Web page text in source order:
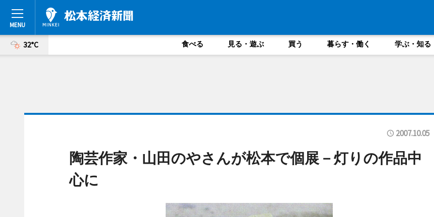
32°C 食べる 見る・遊ぶ 買う 暮らす・働く 学ぶ・知る
2007.10.05
陶芸作家・山田のやさんが松本で個展－灯りの作品中
心に